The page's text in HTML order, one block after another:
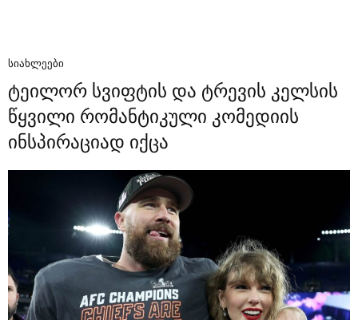
ᲡᲘᲐᲮᲚᲔᲔᲑᲘ
ტეილორ სვიფტის და ტრევის კელსის
წყვილი რომანტიკული კომედიის
ინსპირაციად იქცა